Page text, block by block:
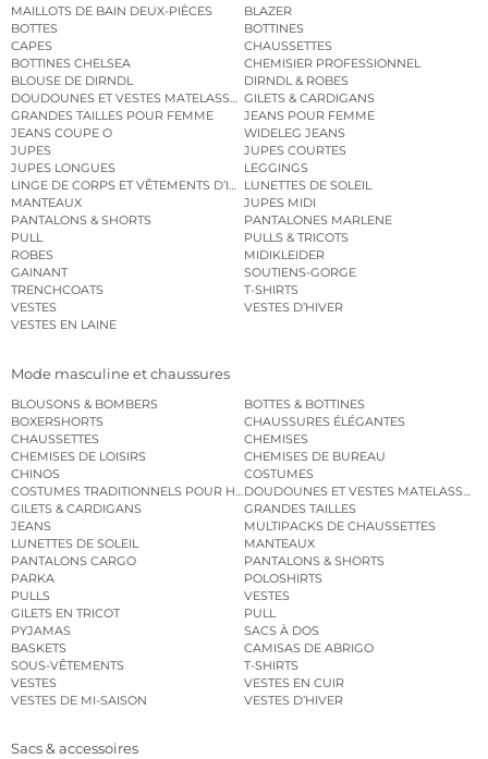
MAILLOTS DE BAIN DEUX-PIÈCES
BLAZER
BOTTES
BOTTINES
CAPES
CHAUSSETTES
BOTTINES CHELSEA
CHEMISIER PROFESSIONNEL
BLOUSE DE DIRNDL
DIRNDL & ROBES
DOUDOUNES ET VESTES MATELASSÉESGILETS & CARDIGANS
GRANDES TAILLES POUR FEMME
JEANS POUR FEMME
JEANS COUPE O
WIDELEG JEANS
JUPES
JUPES COURTES
JUPES LONGUES
LEGGINGS
LINGE DE CORPS ET VÊTEMENTS D’INTÉRIEURLUNETTES DE SOLEIL
MANTEAUX
JUPES MIDI
PANTALONS & SHORTS
PANTALONES MARLENE
PULL
PULLS & TRICOTS
ROBES
MIDIKLEIDER
GAINANT
SOUTIENS-GORGE
TRENCHCOATS
T-SHIRTS
VESTES
VESTES D’HIVER
VESTES EN LAINE
Mode masculine et chaussures
BLOUSONS & BOMBERS
BOTTES & BOTTINES
BOXERSHORTS
CHAUSSURES ÉLÉGANTES
CHAUSSETTES
CHEMISES
CHEMISES DE LOISIRS
CHEMISES DE BUREAU
CHINOS
COSTUMES
COSTUMES TRADITIONNELS POUR HOMMEDOUDOUNES ET VESTES MATELASSÉES
GILETS & CARDIGANS
GRANDES TAILLES
JEANS
MULTIPACKS DE CHAUSSETTES
LUNETTES DE SOLEIL
MANTEAUX
PANTALONS CARGO
PANTALONS & SHORTS
PARKA
POLOSHIRTS
PULLS
VESTES
GILETS EN TRICOT
PULL
PYJAMAS
SACS À DOS
BASKETS
CAMISAS DE ABRIGO
SOUS-VÊTEMENTS
T-SHIRTS
VESTES
VESTES EN CUIR
VESTES DE MI-SAISON
VESTES D’HIVER
Sacs & accessoires